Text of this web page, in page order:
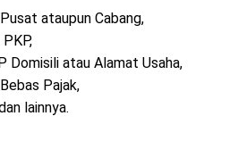
ataupun Cabang,
Domisili atau Alamat Usaha,
Pajak,
lainnya.